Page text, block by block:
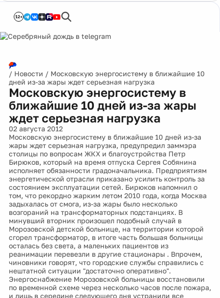
12+
/ Новости / Московскую энергосистему в ближайшие 10
дней из-за жары ждет серьезная нагрузка
Московскую энергосистему в
ближайшие 10 дней из-за жары
ждет серьезная нагрузка
02 августа 2012
Московскую энергосистему в ближайшие 10 дней из-за
жары ждет серьезная нагрузка, предупредил заммэра
столицы по вопросам ЖКХ и благоустройства Петр
Бирюков, который на время отпуска Сергея Собянина
исполняет обязанности градоначальника. Предприятиям
энергетической отрасли приказано усилить контроль за
состоянием эксплуатации сетей. Бирюков напомнил о
том, что рекордно жарким летом 2010 года, когда Москва
задыхалась от смога, из-за жары было несколько
возгораний на трансформаторных подстанциях. В
минувший вторник произошел подобный случай в
Морозовской детской больнице, на территории которой
сгорел трансформатор, в итоге часть большая больницы
осталась без света, а маленьких пациентов из
реанимации перевезли в другие стационары . Впрочем,
чиновники говорят, что городские службы справились с
нештатной ситуации "достаточно оперативно".
Энергоснабжение Морозовской больницы восстановили
по временной схеме через несколько часов после пожара,
и лишь в середине следующего дня устранили все